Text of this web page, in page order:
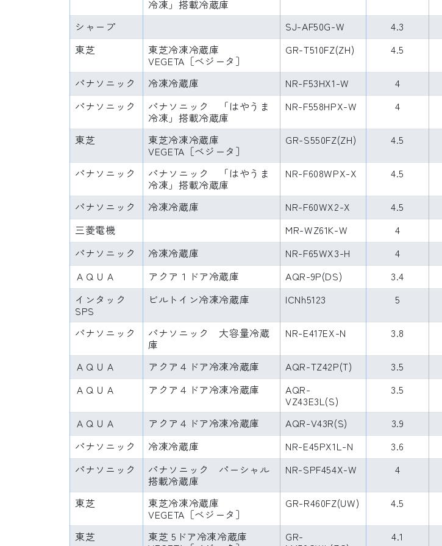
冷凍」搭載冷蔵庫
シャープ SJ-AF50G-W 4.3
東芝 東芝冷凍冷蔵庫
VEGETA［ベジータ］
GR-T510FZ(ZH) 4.5
パナソニック 冷凍冷蔵庫 NR-F53HX1-W 4
パナソニック パナソニック 「はやうま
冷凍」搭載冷蔵庫
NR-F558HPX-W 4
東芝 東芝冷凍冷蔵庫
VEGETA［ベジータ］
GR-S550FZ(ZH) 4.5
パナソニック パナソニック 「はやうま
冷凍」搭載冷蔵庫
NR-F608WPX-X 4.5
パナソニック 冷凍冷蔵庫 NR-F60WX2-X 4.5
三菱電機 MR-WZ61K-W 4
パナソニック 冷凍冷蔵庫 NR-F65WX3-H 4
ＡＱＵＡ アクア１ドア冷蔵庫 AQR-9P(DS) 3.4
インタック
SPS
ビルトイン冷凍冷蔵庫 ICNh5123 5
パナソニック パナソニック 大容量冷蔵
庫
NR-E417EX-N 3.8
ＡＱＵＡ アクア４ドア冷凍冷蔵庫 AQR-TZ42P(T) 3.5
ＡＱＵＡ アクア４ドア冷凍冷蔵庫 AQR-
VZ43E3L(S)
3.5
ＡＱＵＡ アクア４ドア冷凍冷蔵庫 AQR-V43R(S) 3.9
パナソニック 冷凍冷蔵庫 NR-E45PX1L-N 3.6
パナソニック パナソニック パーシャル
搭載冷蔵庫
NR-SPF454X-W 4
東芝 東芝冷凍冷蔵庫
VEGETA［ベジータ］
GR-R460FZ(UW) 4.5
東芝 東芝 5ドア冷凍冷蔵庫 GR- 4.1